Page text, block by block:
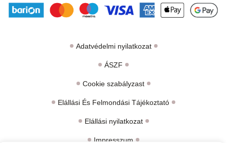
Adatvédelmi nyilatkozat
ÁSZF
Cookie szabályzast
Elállási És Felmondási Tájékoztató
Elállási nyilatkozat
Impresszum